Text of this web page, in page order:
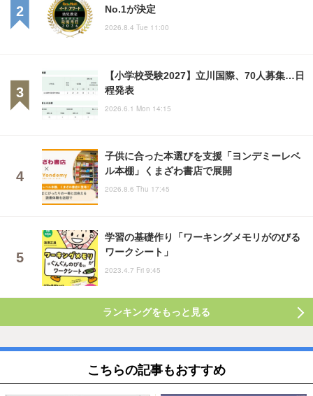
No.1が決定
2026.8.4 Tue 11:00
【小学校受験2027】立川国際、70人募集…日
程発表
2026.6.1 Mon 14:15
子供に合った本選びを支援「ヨンデミーレベ
ル本棚」くまざわ書店で展開
2026.8.6 Thu 17:45
学習の基礎作り「ワーキングメモリがのびる
ワークシート」
2023.4.7 Fri 9:45
ランキングをもっと見る
こちらの記事もおすすめ